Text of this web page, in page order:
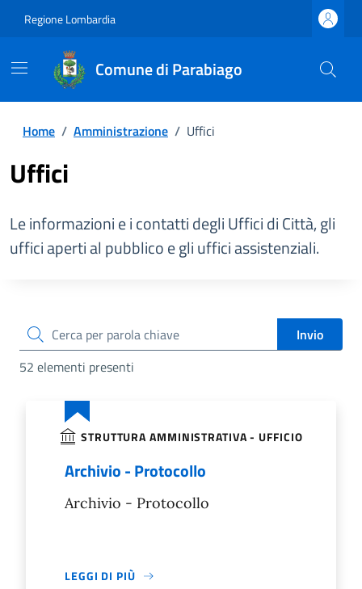
Regione Lombardia
Comune di Parabiago
Home / Amministrazione / Uffici
Uffici
Le informazioni e i contatti degli Uffici di Città, gli
uffici aperti al pubblico e gli uffici assistenziali.
cerca
Invio
52 elementi presenti
STRUTTURA AMMINISTRATIVA - UFFICIO
Archivio - Protocollo
Archivio - Protocollo
LEGGI DI PIÙ